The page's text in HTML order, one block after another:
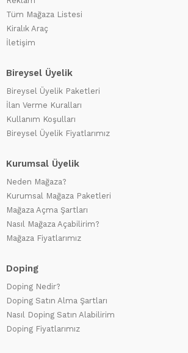
Tüm Mağaza Listesi
Kiralık Araç
İletişim
Bireysel Üyelik
Bireysel Üyelik Paketleri
İlan Verme Kuralları
Kullanım Koşulları
Bireysel Üyelik Fiyatlarımız
Kurumsal Üyelik
Neden Mağaza?
Kurumsal Mağaza Paketleri
Mağaza Açma Şartları
Nasıl Mağaza Açabilirim?
Mağaza Fiyatlarımız
Doping
Doping Nedir?
Doping Satın Alma Şartları
Nasıl Doping Satın Alabilirim
Doping Fiyatlarımız